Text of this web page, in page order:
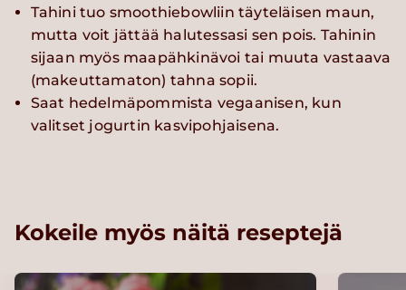
Tahini tuo smoothiebowliin täyteläisen maun,
mutta voit jättää halutessasi sen pois. Tahinin
sijaan myös maapähkinävoi tai muuta vastaava
(makeuttamaton) tahna sopii.
Saat hedelmäpommista vegaanisen, kun
valitset jogurtin kasvipohjaisena.
Kokeile myös näitä reseptejä